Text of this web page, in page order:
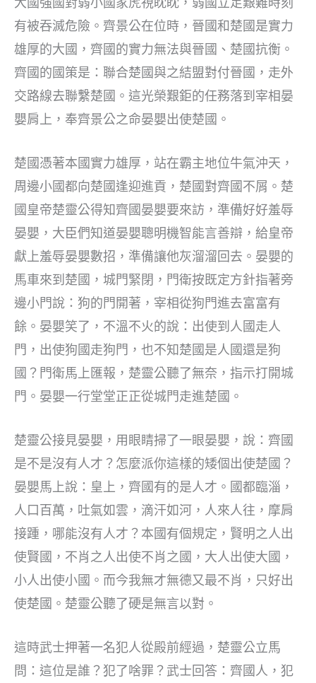
有被吞滅危險。齊景公在位時，晉國和楚國是實力
雄厚的大國，齊國的實力無法與晉國、楚國抗衡。
齊國的國策是：聯合楚國與之結盟對付晉國，走外
交路線去聯繫楚國。這光榮艱鉅的任務落到宰相晏
嬰肩上，奉齊景公之命晏嬰出使楚國。
楚國憑著本國實力雄厚，站在霸主地位牛氣沖天，
周邊小國都向楚國逢迎進貢，楚國對齊國不屑。楚
國皇帝楚靈公得知齊國晏嬰要來訪，準備好好羞辱
晏嬰，大臣們知道晏嬰聰明機智能言善辯，給皇帝
獻上羞辱晏嬰數招，準備讓他灰溜溜回去。晏嬰的
馬車來到楚國，城門緊閉，門衛按既定方針指著旁
邊小門說：狗的門開著，宰相從狗門進去富富有
餘。晏嬰笑了，不溫不火的說：出使到人國走人
門，出使狗國走狗門，也不知楚國是人國還是狗
國？門衛馬上匯報，楚靈公聽了無奈，指示打開城
門。晏嬰一行堂堂正正從城門走進楚國。
楚靈公接見晏嬰，用眼睛掃了一眼晏嬰，說：齊國
是不是沒有人才？怎麼派你這樣的矮個出使楚國？
晏嬰馬上說：皇上，齊國有的是人才。國都臨淄，
人口百萬，吐氣如雲，滴汗如河，人來人往，摩肩
接踵，哪能沒有人才？本國有個規定，賢明之人出
使賢國，不肖之人出使不肖之國，大人出使大國，
小人出使小國。而今我無才無德又最不肖，只好出
使楚國。楚靈公聽了硬是無言以對。
這時武士押著一名犯人從殿前經過，楚靈公立馬
問：這位是誰？犯了啥罪？武士回答：齊國人，犯